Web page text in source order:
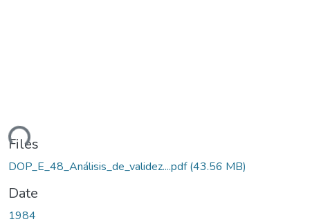
Files
DOP_E_48_Análisis_de_validez....pdf(43.56 MB)
Date
1984